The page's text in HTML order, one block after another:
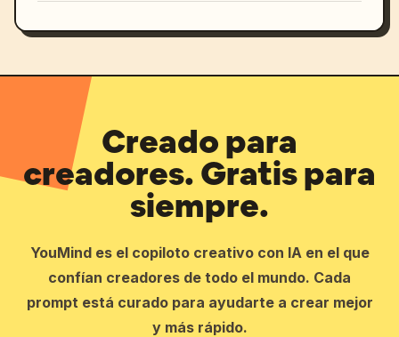
Creado para
creadores. Gratis para
siempre.
YouMind es el copiloto creativo con IA en el que
confían creadores de todo el mundo. Cada
prompt está curado para ayudarte a crear mejor
y más rápido.